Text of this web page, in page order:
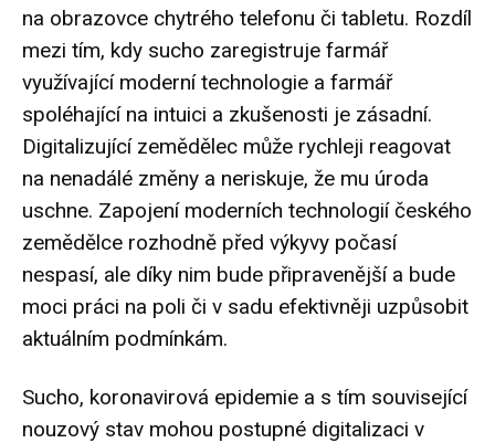
na obrazovce chytrého telefonu či tabletu. Rozdíl
mezi tím, kdy sucho zaregistruje farmář
využívající moderní technologie a farmář
spoléhající na intuici a zkušenosti je zásadní.
Digitalizující zemědělec může rychleji reagovat
na nenadálé změny a neriskuje, že mu úroda
uschne. Zapojení moderních technologií českého
zemědělce rozhodně před výkyvy počasí
nespasí, ale díky nim bude připravenější a bude
moci práci na poli či v sadu efektivněji uzpůsobit
aktuálním podmínkám.
Sucho, koronavirová epidemie a s tím související
nouzový stav mohou postupné digitalizaci v